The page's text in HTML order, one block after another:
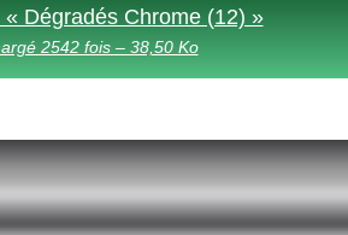
Dégradés Chrome (12) »
2542 fois – 38,50 Ko